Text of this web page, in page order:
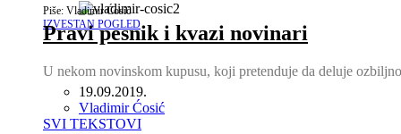
Piše: Vladimir Ćosić
IZVESTAN POGLED
Pravi pesnik i kvazi novinari
U nekom novinskom kupusu, koji pretenduje da deluje
19.09.2019.
Author
Vladimir Ćosić
SVI TEKSTOVI